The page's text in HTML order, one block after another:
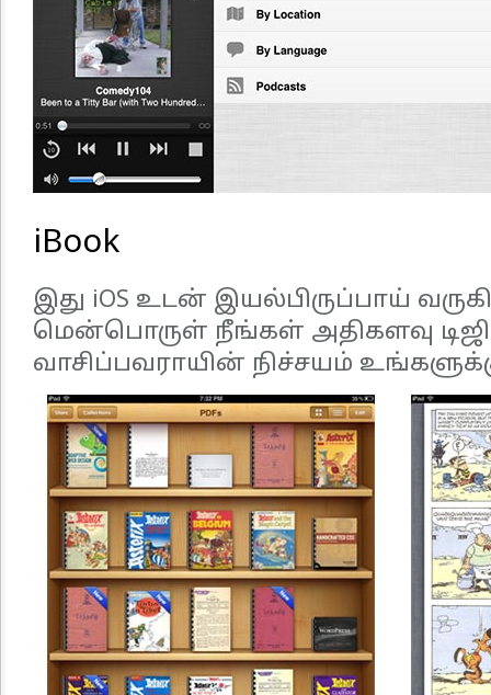
iBook
இது iOS உடன் இயல்பிருப்பாய்
மென்பொருள் நீங்கள் அதிகளவு
வாசிப்பவராயின் நிச்சயம்